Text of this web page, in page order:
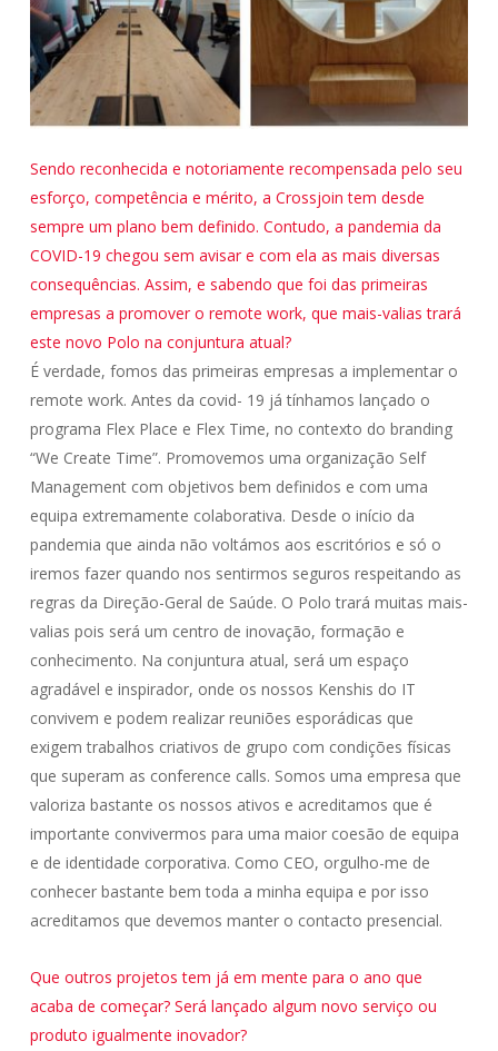
Sendo reconhecida e notoriamente recompensada pelo seu
esforço, competência e mérito, a Crossjoin tem desde
sempre um plano bem definido. Contudo, a pandemia da
COVID-19 chegou sem avisar e com ela as mais diversas
consequências. Assim, e sabendo que foi das primeiras
empresas a promover o remote work, que mais-valias trará
este novo Polo na conjuntura atual?
É verdade, fomos das primeiras empresas a implementar o
remote work. Antes da covid- 19 já tínhamos lançado o
programa Flex Place e Flex Time, no contexto do branding
“We Create Time”. Promovemos uma organização Self
Management com objetivos bem definidos e com uma
equipa extremamente colaborativa. Desde o início da
pandemia que ainda não voltámos aos escritórios e só o
iremos fazer quando nos sentirmos seguros respeitando as
regras da Direção-Geral de Saúde. O Polo trará muitas mais-
valias pois será um centro de inovação, formação e
conhecimento. Na conjuntura atual, será um espaço
agradável e inspirador, onde os nossos Kenshis do IT
convivem e podem realizar reuniões esporádicas que
exigem trabalhos criativos de grupo com condições físicas
que superam as conference calls. Somos uma empresa que
valoriza bastante os nossos ativos e acreditamos que é
importante convivermos para uma maior coesão de equipa
e de identidade corporativa. Como CEO, orgulho-me de
conhecer bastante bem toda a minha equipa e por isso
acreditamos que devemos manter o contacto presencial.
Que outros projetos tem já em mente para o ano que
acaba de começar? Será lançado algum novo serviço ou
produto igualmente inovador?